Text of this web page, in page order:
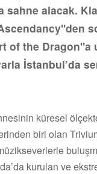
sahne alacak.
of the Dragon"a
İstanbul’da
küresel
biri olan
kurulan ve